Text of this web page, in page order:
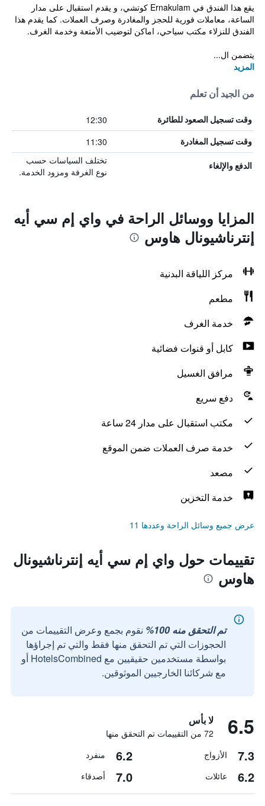
يقع هذا الفندق في Ernakulam كوتشي، و يقدم استقبال على مدار
الساعة، معاملات فورية للحجز والمغادرة وصرف العملات. كما يقدم هذا
الفندق للنزلاء مكتب سياحي، اماكن لتوضيب الأمتعة وخدمة الغرف.
يتضمن ال...
المزيد
من الجيد أن تعلم
وقت تسجيل الصعود للطائرة 12:30
وقت تسجيل المغادرة 11:30
الدفع والإلغاء
تختلف السياسات حسب
نوع الغرفة ومزود الخدمة.
المزايا ووسائل الراحة في واي إم سي أيه
إنترناشيونال هاوس
مركز اللياقة البدنية
مطعم
خدمة الغرف
كابل أو قنوات فضائية
مرافق الغسيل
دفع سريع
مكتب استقبال على مدار 24 ساعة
خدمة صرف العملات ضمن الموقع
مصعد
خدمة التخزين
عرض جميع وسائل الراحة وعددها 11
تقييمات حول واي إم سي أيه إنترناشيونال
هاوس
تم التحقق منه 100%
نقوم بجمع وعرض التقييمات من
الحجوزات التي تم التحقق منها فقط والتي تم إجراؤها
بواسطة مستخدمين حقيقيين مع HotelsCombined أو
مع شركائنا الخارجيين الموثوقين.
6.5 لا بأس
72 من التقييمات تم التحقق منها
7.3 الأزواج 6.2 منفرد
6.2 عائلات 7.0 أصدقاء